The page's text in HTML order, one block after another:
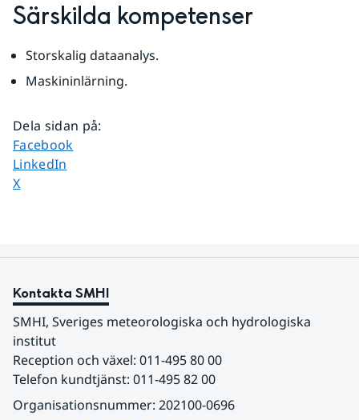
Särskilda kompetenser
Storskalig dataanalys.
Maskininlärning.
Dela sidan på:
Dela sidan på
Facebook
Dela sidan på
LinkedIn
Dela sidan på
X
Kontakta SMHI
SMHI, Sveriges meteorologiska och hydrologiska
institut
Reception och växel: 011-495 80 00
Telefon kundtjänst: 011-495 82 00
Organisationsnummer: 202100-0696